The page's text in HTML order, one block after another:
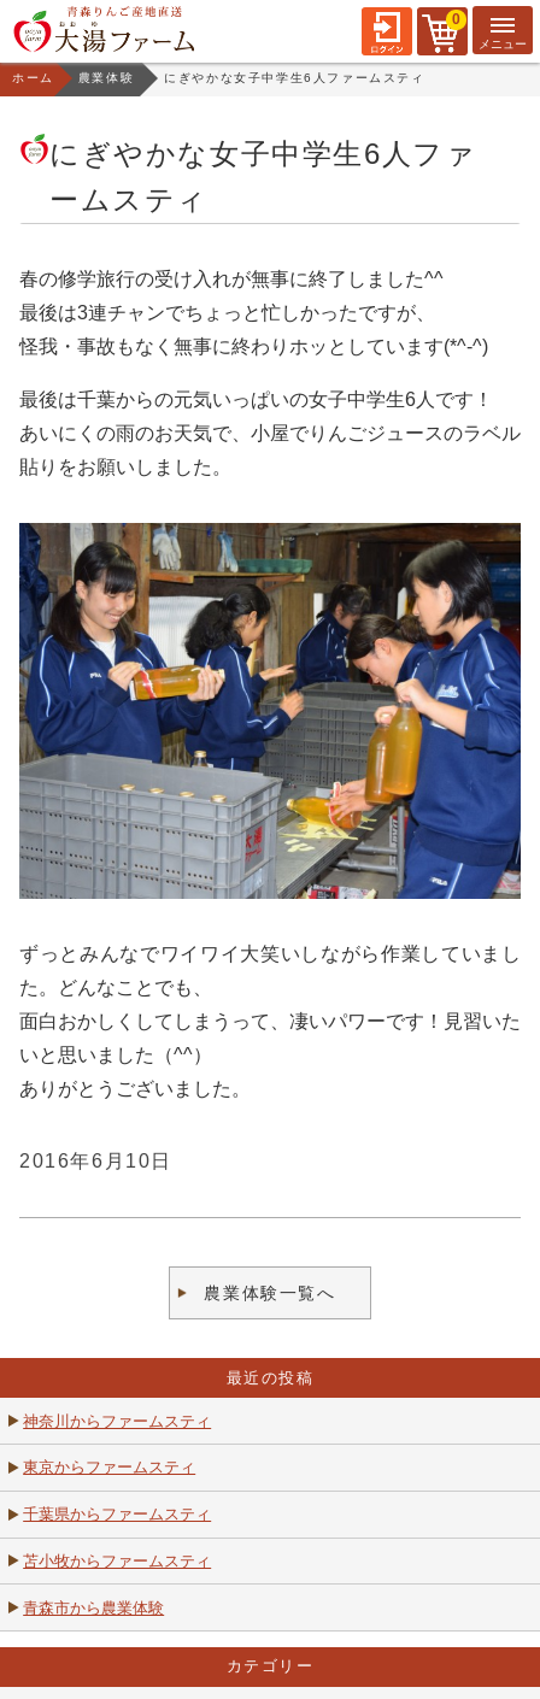
0
ホーム 農業体験 にぎやかな女子中学生6人ファームスティ
にぎやかな女子中学生6人ファ
ームスティ
春の修学旅行の受け入れが無事に終了しました^^
最後は3連チャンでちょっと忙しかったですが、
怪我・事故もなく無事に終わりホッとしています(*^-^)
最後は千葉からの元気いっぱいの女子中学生6人です！
あいにくの雨のお天気で、小屋でりんごジュースのラベル
貼りをお願いしました。
ずっとみんなでワイワイ大笑いしながら作業していまし
た。どんなことでも、
面白おかしくしてしまうって、凄いパワーです！見習いた
いと思いました（^^）
ありがとうございました。
2016年6月10日
農業体験一覧へ
最近の投稿
神奈川からファームスティ
東京からファームスティ
千葉県からファームスティ
苫小牧からファームスティ
青森市から農業体験
カテゴリー